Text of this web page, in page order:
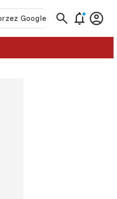
  